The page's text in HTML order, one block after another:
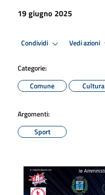
19 giugno 2025
Condividi Vedi azioni
Categorie:
Comune
Cultura
Argomenti:
Sport